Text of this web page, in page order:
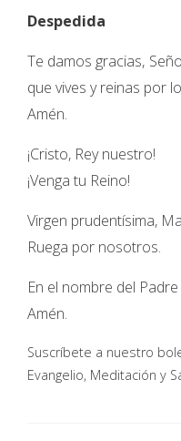
Despedida
Te damos gracias,
que vives y reinas por
Amén.
¡Cristo, Rey nuestro!
¡Venga tu Reino!
Virgen prudentísima,
Ruega por nosotros.
En el nombre del
Amén.
Suscríbete a nuestro
Evangelio, Meditación y